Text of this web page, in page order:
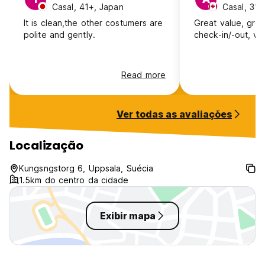
Casal, 41+, Japan
It is clean,the other costumers are
polite and gently.
Read more
Casal,
Great value,
check-in/-out,
Ver todas as avaliações
Localização
Kungsngstorg 6, Uppsala, Suécia
1.5km do centro da cidade
Exibir mapa